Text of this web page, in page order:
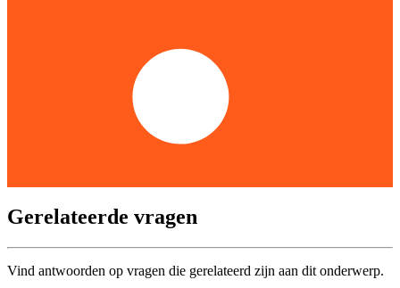
Gerelateerde vragen
Vind antwoorden op vragen die gerelateerd zijn aan dit onderwerp.